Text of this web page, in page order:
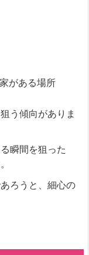
がある場所
う傾向がありま
瞬間を狙った
ろうと、細心の